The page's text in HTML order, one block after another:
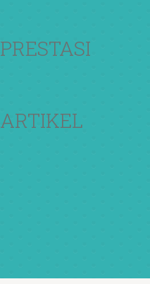
PRESTASI
ARTIKEL